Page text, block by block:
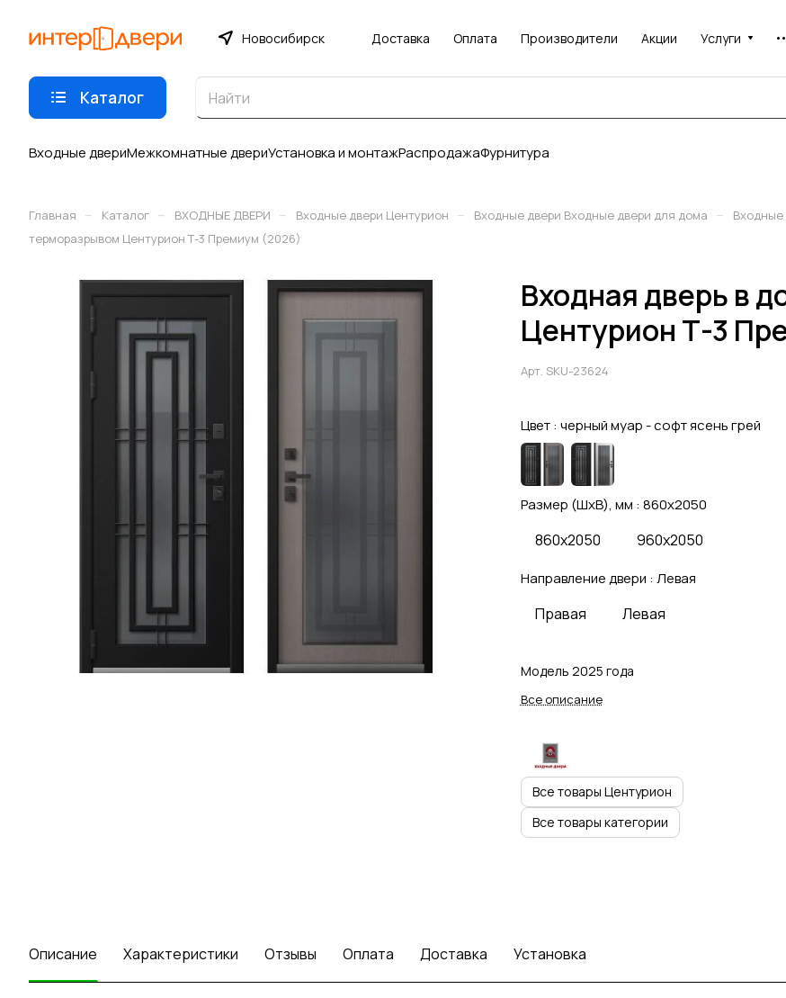
Новосибирск Доставка Оплата Производители Акции Услуги
Каталог
Входные двериМежкомнатные двериУстановка и монтажРаспродажаФурнитура
Главная – Каталог – ВХОДНЫЕ ДВЕРИ – Входные двери Центурион – Входные двери Входные двери для дома –
терморазрывом Центурион Т-3 Премиум (2026)
Входная дверь в
Центурион Т-3
Арт. SKU-23624
Цвет : черный муар - софт ясень грей
Размер (ШхВ), мм : 860x2050
860x2050 960x2050
Направление двери : Левая
Правая Левая
Модель 2025 года
Все описание
Все товары Центурион
Все товары категории
Описание Характеристики Отзывы Оплата Доставка Установка